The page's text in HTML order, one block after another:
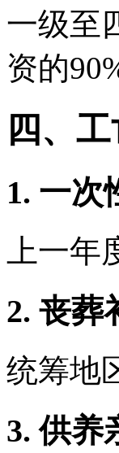
一级至
资的
四、
1. 一次
上一
2. 丧葬
统筹地
3. 供养